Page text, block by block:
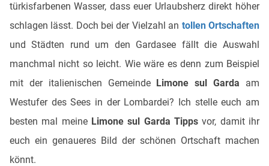
türkisfarbenen Wasser, dass euer Urlaubsherz direkt höher
schlagen lässt. Doch bei der Vielzahl an tollen Ortschaften
und Städten rund um den Gardasee fällt die Auswahl
manchmal nicht so leicht. Wie wäre es denn zum Beispiel
mit der italienischen Gemeinde Limone sul Garda am
Westufer des Sees in der Lombardei? Ich stelle euch am
besten mal meine Limone sul Garda Tippsvor, damit ihr
euch ein genaueres Bild der schönen Ortschaft machen
könnt.